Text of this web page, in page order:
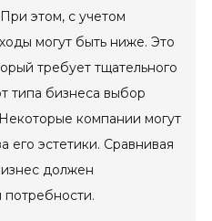
этом, с учетом
могут быть ниже. Это
требует тщательного
типа бизнеса выбор
компании могут
его эстетики. Сравнивая
должен
потребности.